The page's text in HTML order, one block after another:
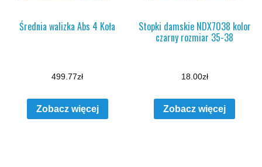
Średnia walizka Abs 4 Koła
499.77zł
Zobacz więcej
Stopki damskie NDX7038 kolor
czarny rozmiar 35-38
18.00zł
Zobacz więcej